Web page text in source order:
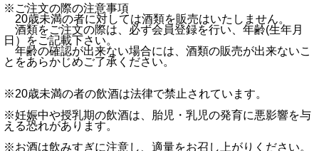
※ご注文の際の注意事項
20歳未満の者に対しては酒類を販売はいたしません。
酒類をご注文の際は、必ず会員登録を行い、年齢(生年月
日）をご記載下さい。
年齢の確認が出来ない場合には、酒類の販売が出来ないこ
とをあらかじめご了承ください。
※20歳未満の者の飲酒は法律で禁止されています。
※妊娠中や授乳期の飲酒は、胎児・乳児の発育に悪影響を与
える恐れがあります。
※お酒は飲みすぎに注意し、適量をお召し上がりください。